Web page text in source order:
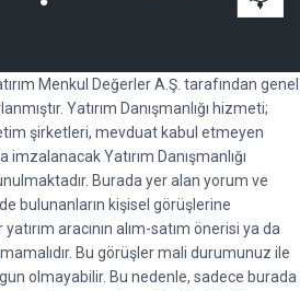
Menkul Değerler A.Ş. tarafından genel
Yatırım Danışmanlığı hizmeti;
şirketleri, mevduat kabul etmeyen
Yatırım Danışmanlığı
Burada yer alan yorum ve
bulunanların kişisel görüşlerine
aracının alım-satım önerisi ya da
Bu görüşler mali durumunuz ile
olmayabilir. Bu nedenle, sadece burada